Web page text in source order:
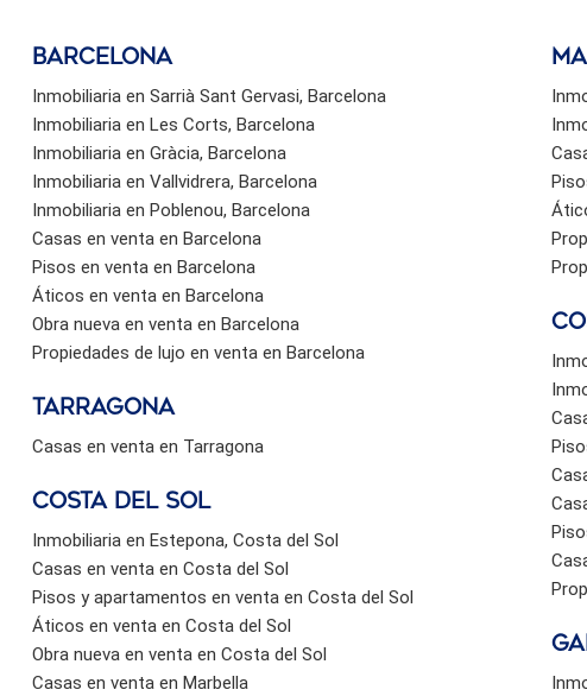
barcelona
Inmobiliaria en Sarrià Sant Gervasi, Barcelona
Inmobiliaria en Les Corts, Barcelona
Inmobiliaria en Gràcia, Barcelona
Inmobiliaria en Vallvidrera, Barcelona
Inmobiliaria en Poblenou, Barcelona
Casas en venta en Barcelona
Pisos en venta en Barcelona
Áticos en venta en Barcelona
Obra nueva en venta en Barcelona
Propiedades de lujo en venta en Barcelona
Tarragona
Casas en venta en Tarragona
Costa del sol
Inmobiliaria en Estepona, Costa del Sol
Casas en venta en Costa del Sol
Pisos y apartamentos en venta en Costa del Sol
Áticos en venta en Costa del Sol
Obra nueva en venta en Costa del Sol
Casas en venta en Marbella